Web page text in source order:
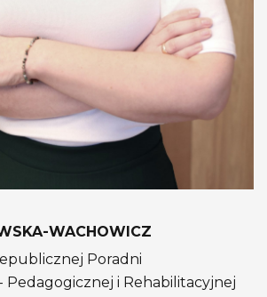
WACHOWICZ
Poradni
Pedagogicznej i Rehabilitacyjnej